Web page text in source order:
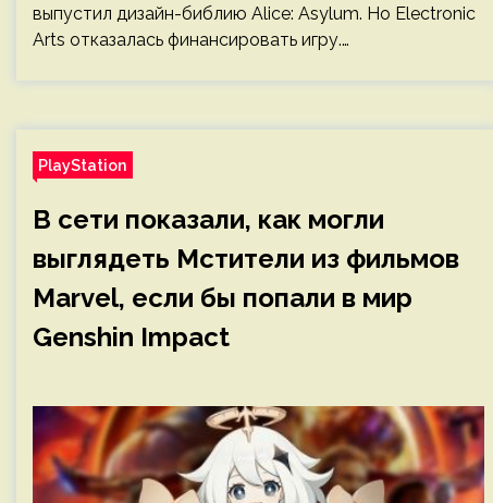
выпустил дизайн-библию Alice: Asylum. Но Electronic
Arts отказалась финансировать игру.…
PlayStation
В сети показали, как могли
выглядеть Мстители из фильмов
Marvel, если бы попали в мир
Genshin Impact